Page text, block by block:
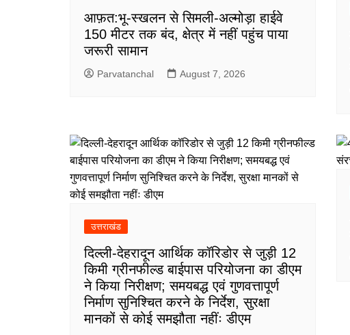
आफ़त:भू-स्खलन से सिमली-अल्मोड़ा हाईवे
150 मीटर तक बंद, क्षेत्र में नहीं पहुंच पाया
जरूरी सामान
Parvatanchal August 7, 2026
उत्तराखंड
दिल्ली-देहरादून आर्थिक कॉरिडोर से जुड़ी 12
किमी ग्रीनफील्ड बाईपास परियोजना का डीएम
ने किया निरीक्षण; समयबद्ध एवं गुणवत्तापूर्ण
निर्माण सुनिश्चित करने के निर्देश, सुरक्षा
मानकों से कोई समझौता नहींः डीएम